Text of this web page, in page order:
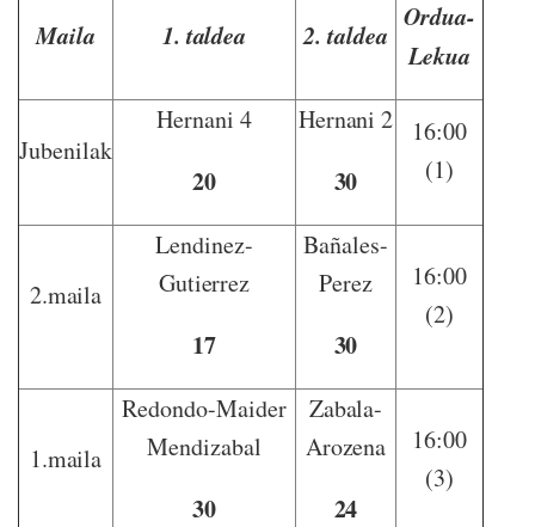
Maila 1. taldea 2. taldea
Ordua-
Lekua
Jubenilak
Hernani 4
20
Hernani 2
30
16:00
(1)
2.maila
Lendinez-
Gutierrez
17
Bañales-
Perez
30
16:00
(2)
1.maila
Redondo-Maider
Mendizabal
30
Zabala-
Arozena
24
16:00
(3)